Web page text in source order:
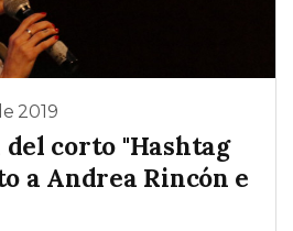
2019
corto "Hashtag
a Andrea Rincón e